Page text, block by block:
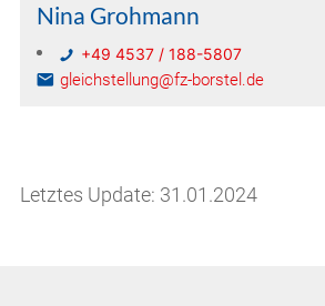
Nina Grohmann
+49 4537 / 188-5807
gleichstellung@fz-borstel.de
Letztes Update: 31.01.2024